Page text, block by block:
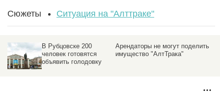
Сюжеты Ситуация на "Алттраке"
В Рубцовске 200
человек готовятся
объявить голодовку
Арендаторы не могут поделить
имущество "АлтТрака"